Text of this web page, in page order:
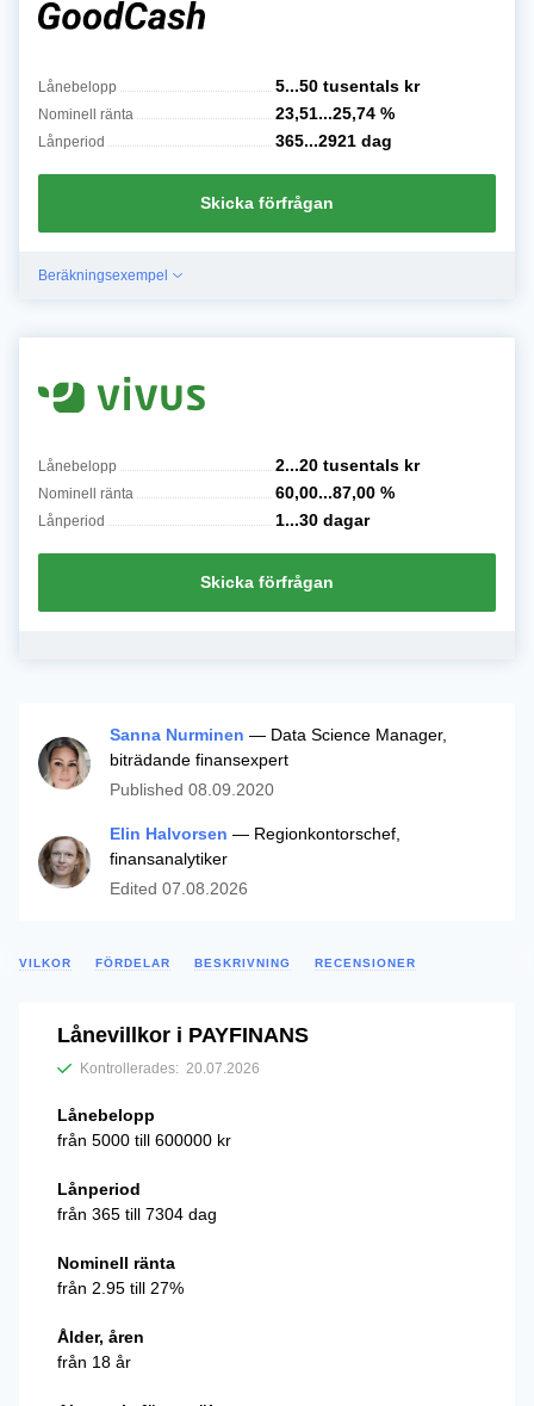
Lånebelopp 5...50 tusentals kr
Nominell ränta 23,51...25,74 %
Lånperiod 365...2921 dag
Skicka förfrågan
Beräkningsexempel
Lånebelopp 2...20 tusentals kr
Nominell ränta 60,00...87,00 %
Lånperiod 1...30 dagar
Skicka förfrågan
Sanna Nurminen — Data Science Manager,
biträdande finansexpert
Published 08.09.2020
Elin Halvorsen — Regionkontorschef,
finansanalytiker
Edited 07.08.2026
VILKOR FÖRDELAR BESKRIVNING RECENSIONER
Lånevillkor i PAYFINANS
Kontrollerades: 20.07.2026
Lånebelopp
från 5000 till 600000 kr
Lånperiod
från 365 till 7304 dag
Nominell ränta
från 2.95 till 27%
Ålder, åren
från 18 år